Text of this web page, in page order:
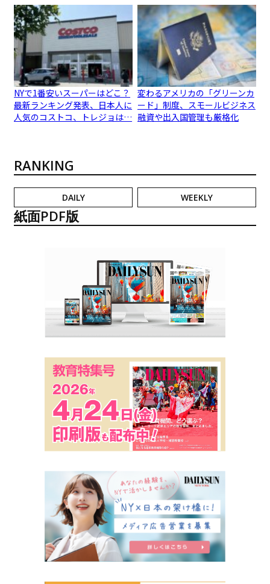
NYで1番安いスーパーはどこ？
最新ランキング発表、日本人に
人気のコストコ、トレジョは…
変わるアメリカの「グリーンカ
ード」制度、スモールビジネス
融資や出入国管理も厳格化
RANKING
DAILY WEEKLY
紙面PDF版